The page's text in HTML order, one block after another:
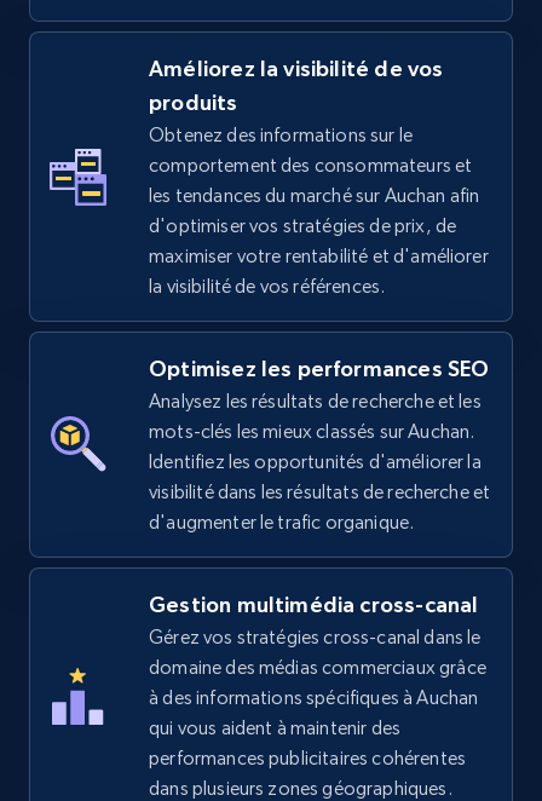
Amazon sellers info
Seller id, URL, Seller name, Description, Detailed
info, Stars, Feedbacks, Return policy, and more.
378+ Commencer
URL, Product id, Title, Seller name, Seller rating,
Seller reviews, Breadcrumbs, Root category, and
more.
359+ Commencer
eBay - Gather data on products using
specified keywords
URL, Product id, Title, Seller name, Seller rating,
Seller reviews, Breadcrumbs, Root category, and
Améliorez la visibilité de vos
produits
Obtenez des informations sur le
comportement des consommateurs et
les tendances du marché sur Auchan afin
d'optimiser vos stratégies de prix, de
maximiser votre rentabilité et d'améliorer
la visibilité de vos références.
Optimisez les performances SEO
Analysez les résultats de recherche et les
mots-clés les mieux classés sur Auchan.
Identifiez les opportunités d'améliorer la
visibilité dans les résultats de recherche et
d'augmenter le trafic organique.
Gestion multimédia cross-canal
Gérez vos stratégies cross-canal dans le
domaine des médias commerciaux grâce
à des informations spécifiques à Auchan
qui vous aident à maintenir des
performances publicitaires cohérentes
dans plusieurs zones géographiques.